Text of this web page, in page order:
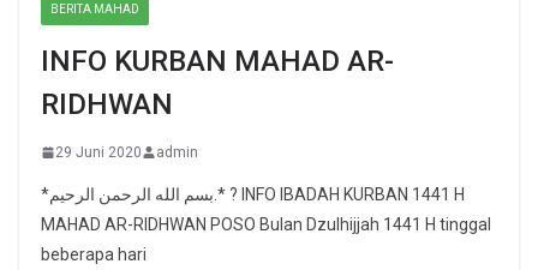
BERITA MAHAD
INFO KURBAN MAHAD AR-
RIDHWAN
29 Juni 2020 admin
*بسم الله الرحمن الرحيم.* ? INFO IBADAH KURBAN 1441 H
MAHAD AR-RIDHWAN POSO Bulan Dzulhijjah 1441 H tinggal
beberapa hari